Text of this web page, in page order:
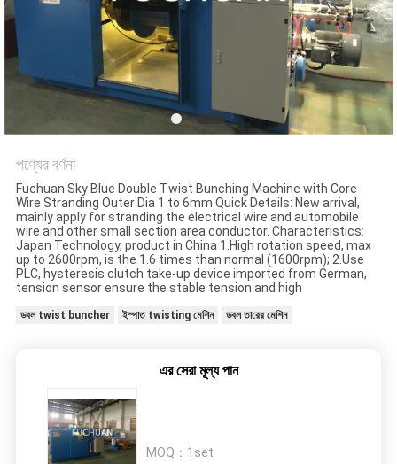
খবর
মামলা
সাইট
ম্যাপ
PRIVACY
POLICY
পণ্যের বর্ণনা
Fuchuan Sky Blue Double Twist Bunching Machine with Core
Wire Stranding Outer Dia 1 to 6mm Quick Details: New arrival,
mainly apply for stranding the electrical wire and automobile
wire and other small section area conductor. Characteristics:
Japan Technology, product in China 1.High rotation speed, max
up to 2600rpm, is the 1.6 times than normal (1600rpm); 2.Use
PLC, hysteresis clutch take-up device imported from German,
tension sensor ensure the stable tension and high
ডবল twist buncher ইস্পাত twisting মেশিন ডবল তারের মেশিন
এর সেরা মূল্য পান
MOQ： 1set